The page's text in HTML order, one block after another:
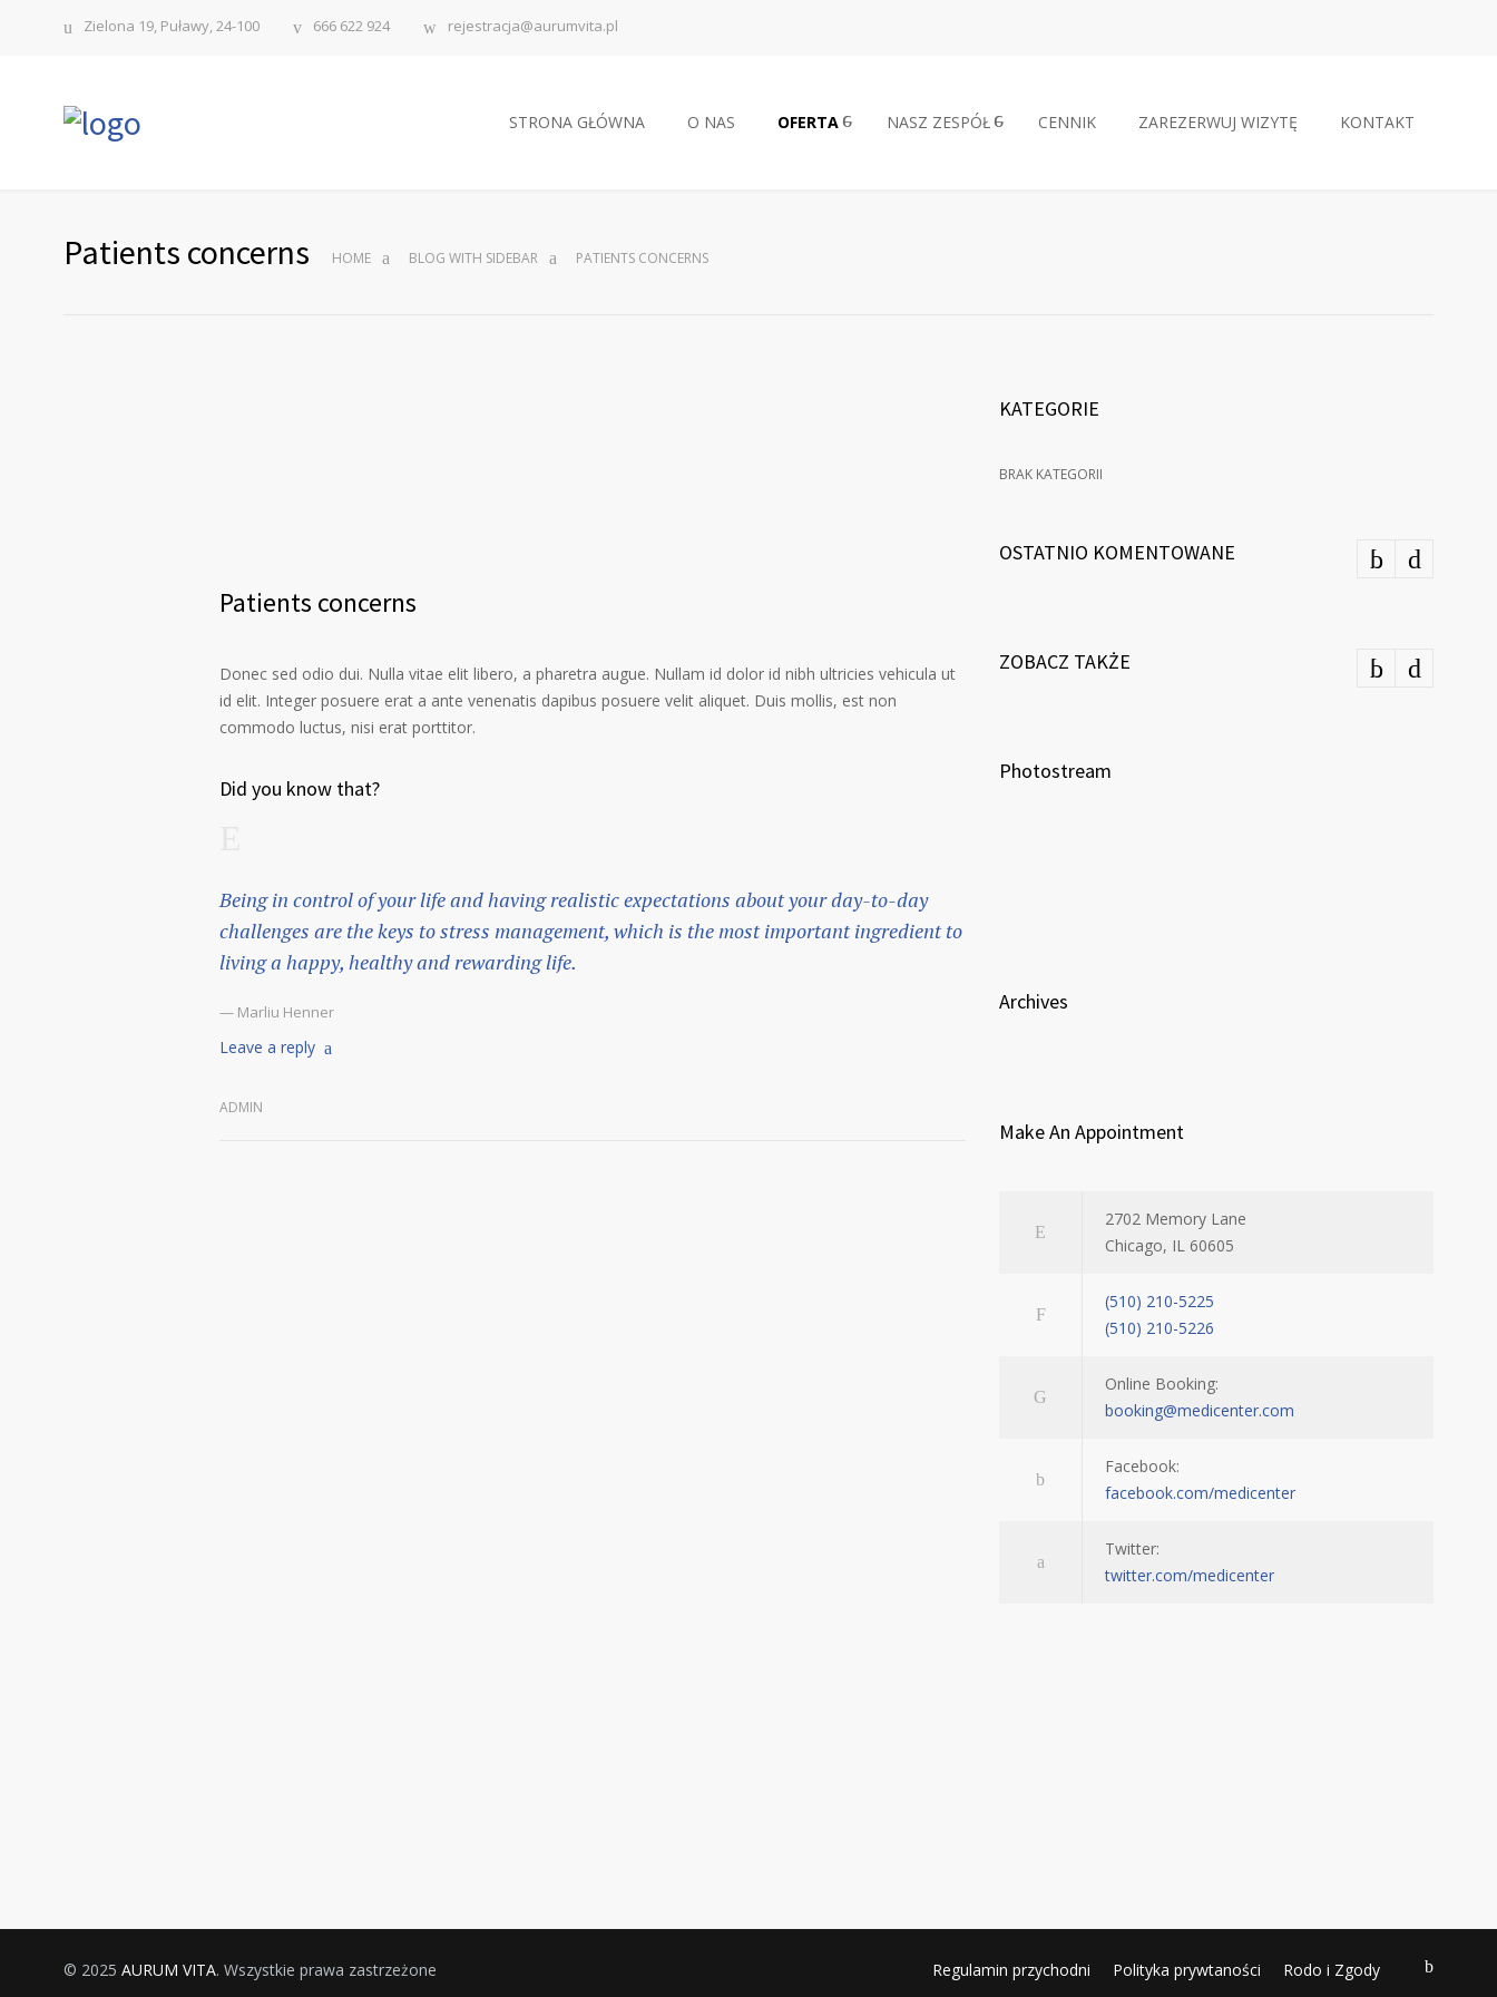
Zielona 19, Puławy, 24-100 666 622 924 rejestracja@aurumvita.pl
STRONA GŁÓWNA O NAS OFERTA NASZ ZESPÓŁ CENNIK ZAREZERWUJ WIZYTĘ KONTAKT
Patients concerns HOME BLOG WITH SIDEBAR PATIENTS CONCERNS
Patients concerns
Donec sed odio dui. Nulla vitae elit libero, a pharetra augue. Nullam id dolor id nibh ultricies vehicula ut
id elit. Integer posuere erat a ante venenatis dapibus posuere velit aliquet. Duis mollis, est non
commodo luctus, nisi erat porttitor.
Did you know that?
Being in control of your life and having realistic expectations about your day-to-day
challenges are the keys to stress management, which is the most important ingredient to
living a happy, healthy and rewarding life.
— Marliu Henner
Leave a reply
ADMIN
KATEGORIE
BRAK KATEGORII
OSTATNIO KOMENTOWANE
ZOBACZ TAKŻE
Photostream
Archives
Make An Appointment
2702 Memory Lane
Chicago, IL 60605
(510) 210-5225
(510) 210-5226
Online Booking:
booking@medicenter.com
Facebook:
facebook.com/medicenter
Twitter:
twitter.com/medicenter
© 2025 AURUM VITA. Wszystkie prawa zastrzeżone Regulamin przychodni Polityka prywtaności Rodo i Zgody